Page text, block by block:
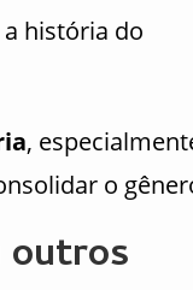
história do
,
o
outros